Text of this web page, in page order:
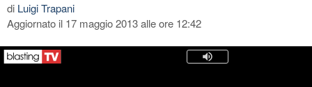
di Luigi Trapani
Aggiornato il 17 maggio 2013 alle ore 12:42